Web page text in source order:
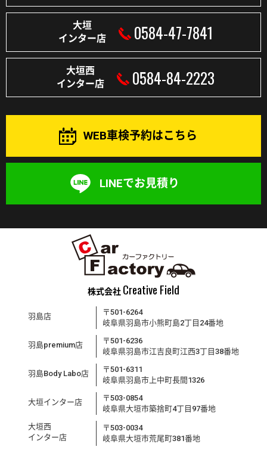
大垣
インター店
0584-47-7841
大垣西
インター店
0584-84-2223
WEB車検予約はこちら
LINEでお見積り
株式会社 Creative Field
羽島店
〒501-6264
岐阜県羽島市小熊町島2丁目24番地
羽島premium店
〒501-6236
岐阜県羽島市江吉良町江西3丁目38番地
羽島Body Labo店
〒501-6311
岐阜県羽島市上中町長間1326
大垣インター店
〒503-0854
岐阜県大垣市築捨町4丁目97番地
大垣西
インター店
〒503-0034
岐阜県大垣市荒尾町381番地